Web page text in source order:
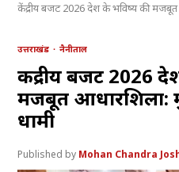
केंद्रीय बजट 2026 देश के भविष्य की मजबूत
उत्तराखंड नैनीताल
केंद्रीय बजट 2026
मजबूत आधारशिला:
धामी
Mohan Chandra